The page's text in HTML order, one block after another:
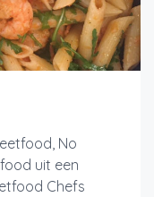
No
uit een
Chefs